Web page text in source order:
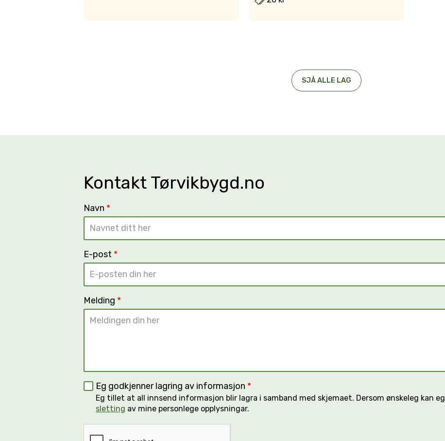
SJÅ ALLE LAG
Kontakt Tørvikbygd.no
Navn *
E-post *
Melding *
Eg godkjenner lagring av informasjon *
Eg tillet at all innsend informasjon blir lagra i samband med skjemaet. Dersom ønskeleg kan eg
sletting av mine personlege opplysningar.